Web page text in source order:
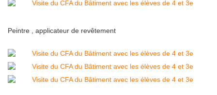
Peintre , applicateur de revêtement